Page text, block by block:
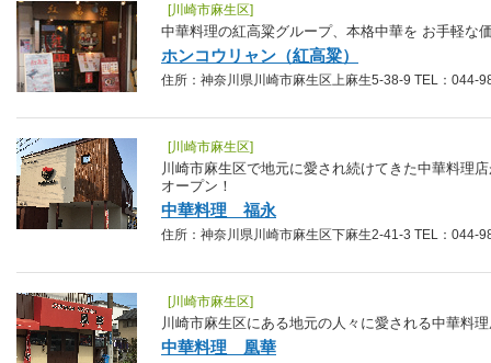
[川崎市麻生区]
中華料理の紅高粱グループ、本格中華を お手軽な
ホンコウリャン（紅高粱）
住所：神奈川県川崎市麻生区上麻生5-38-9 TEL：044-
[川崎市麻生区]
川崎市麻生区で地元に愛され続けてきた中華料理
オープン！
中華料理 福永
住所：神奈川県川崎市麻生区下麻生2-41-3 TEL：044-
[川崎市麻生区]
川崎市麻生区にある地元の人々に愛される中華料
中華料理 凰華